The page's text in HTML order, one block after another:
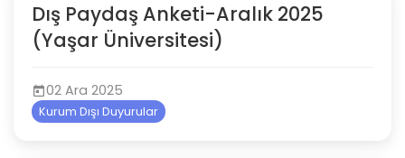
Dış Paydaş Anketi-Aralık 2025
(Yaşar Üniversitesi)
02 Ara 2025
Kurum Dışı Duyurular